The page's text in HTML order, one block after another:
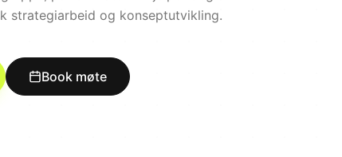
strategiarbeid og konseptutvikling.
Book møte